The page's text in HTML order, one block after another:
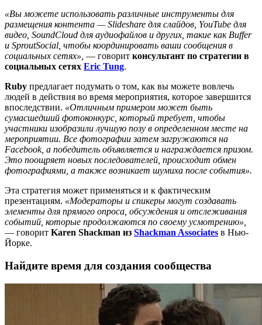
«Вы можете использовать различные инструменты для
размещения контента — Slideshare для слайдов, YouTube для
видео, SoundCloud для аудиофайлов и других, такие как Buffer
и SproutSocial, чтобы координировать ваши сообщения в
социальных сетях», — говорит консультант по стратегии в
социальных сетях Eric Tung.
Ruby предлагает подумать о том, как вы можете вовлечь
людей в действия во время мероприятия, которое завершится
впоследствии. «Отличным примером может быть
сумасшедший фотоконкурс, который требует, чтобы
участники изобразили лучшую позу в определенном месте на
мероприятии. Все фотографии затем загружаются на
Facebook, а победитель объявляется и награждается призом.
Это поощряет новых последователей, происходит обмен
фотографиями, а также возникает шумиха после события».
Эта стратегия может применяться и к фактическим
презентациям. «Модераторы и спикеры могут создавать
элементы для прямого опроса, обсуждения и отслеживания
событий, которые продолжаются по своему усмотрению»,
— говорит Karen Shackman из Shackman Associates в Нью-
Йорке.
Найдите время для создания сообщества